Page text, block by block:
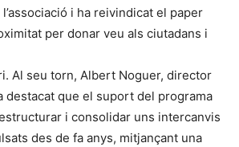
i ha reivindicat el paper
per donar veu als ciutadans i
Al seu torn, Albert Noguer, director
destacat que el suport del programa
i consolidar uns intercanvis
des de fa anys, mitjançant una